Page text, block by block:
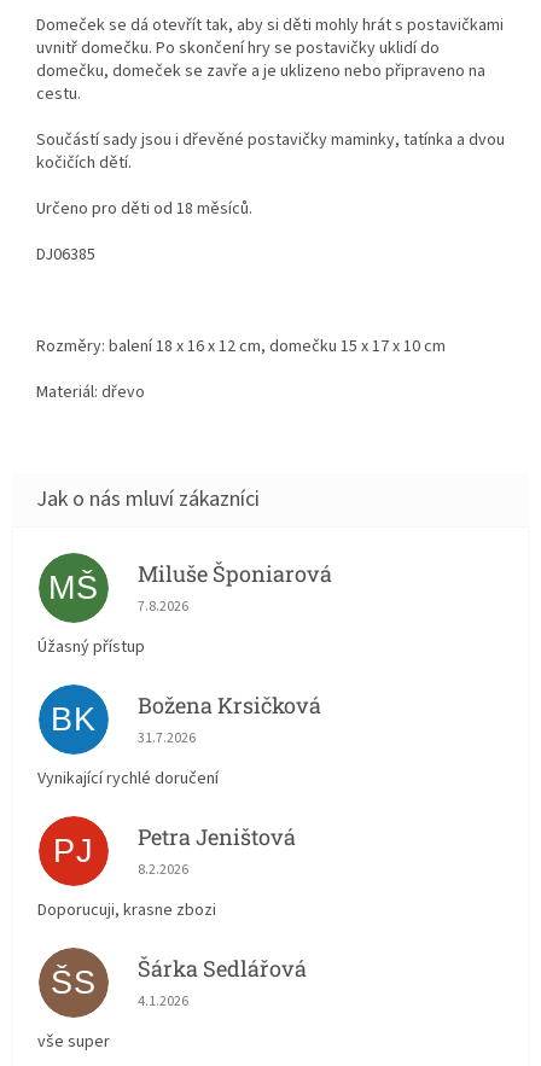
Domeček se dá otevřít tak, aby si děti mohly hrát s postavičkami
uvnitř domečku. Po skončení hry se postavičky uklidí do
domečku, domeček se zavře a je uklizeno nebo připraveno na
cestu.
Součástí sady jsou i dřevěné postavičky maminky, tatínka a dvou
kočičích dětí.
Určeno pro děti od 18 měsíců.
DJ06385
Rozměry: balení 18 x 16 x 12 cm, domečku 15 x 17 x 10 cm
Materiál: dřevo
MŠ Miluše Šponiarová
Hodnocení obchodu je 5 z 5 hvězdiček.
7.8.2026
Úžasný přístup
BK Božena Krsičková
Hodnocení obchodu je 5 z 5 hvězdiček.
31.7.2026
Vynikající rychlé doručení
PJ Petra Jeništová
Hodnocení obchodu je 5 z 5 hvězdiček.
8.2.2026
Doporucuji, krasne zbozi
ŠS Šárka Sedlářová
Hodnocení obchodu je 5 z 5 hvězdiček.
4.1.2026
vše super